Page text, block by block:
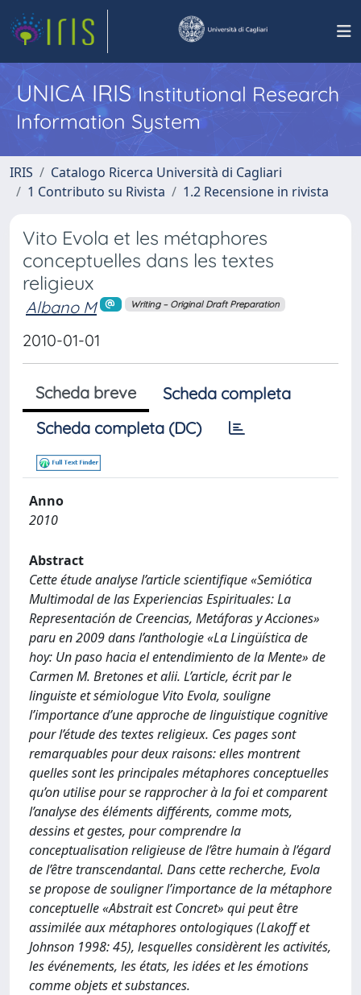
UNICA IRISInstitutional Research
Information System
IRIS
Catalogo Ricerca Università di Cagliari
1 Contributo su Rivista
1.2 Recensione in rivista
Vito Evola et les métaphores
conceptuelles dans les textes
religieux
Albano M Writing – Original Draft Preparation
2010-01-01
Scheda breve
Scheda completa
Scheda completa (DC)
Anno
2010
Abstract
Cette étude analyse l’article scientifique «Semiótica
Multimodal de las Experiencias Espirituales: La
Representación de Creencias, Metáforas y Acciones»
paru en 2009 dans l’anthologie «La Lingüística de
hoy: Un paso hacia el entendimiento de la Mente» de
Carmen M. Bretones et alii. L’article, écrit par le
linguiste et sémiologue Vito Evola, souligne
l’importance d’une approche de linguistique cognitive
pour l’étude des textes religieux. Ces pages sont
remarquables pour deux raisons: elles montrent
quelles sont les principales métaphores conceptuelles
qu’on utilise pour se rapprocher à la foi et comparent
l’analyse des éléments différents, comme mots,
dessins et gestes, pour comprendre la
conceptualisation religieuse de l’être humain à l’égard
de l’être transcendantal. Dans cette recherche, Evola
se propose de souligner l’importance de la métaphore
conceptuelle «Abstrait est Concret» qui peut être
assimilée aux métaphores ontologiques (Lakoff et
Johnson 1998: 45), lesquelles considèrent les activités,
les événements, les états, les idées et les émotions
comme objets et substances.